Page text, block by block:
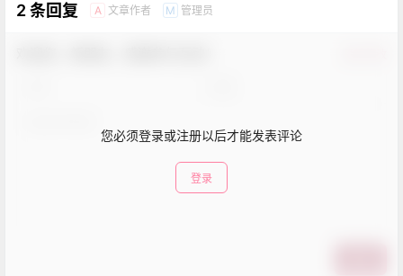
2 条回复 A 文章作者 M 管理员
您必须登录或注册以后才能发表评论
登录